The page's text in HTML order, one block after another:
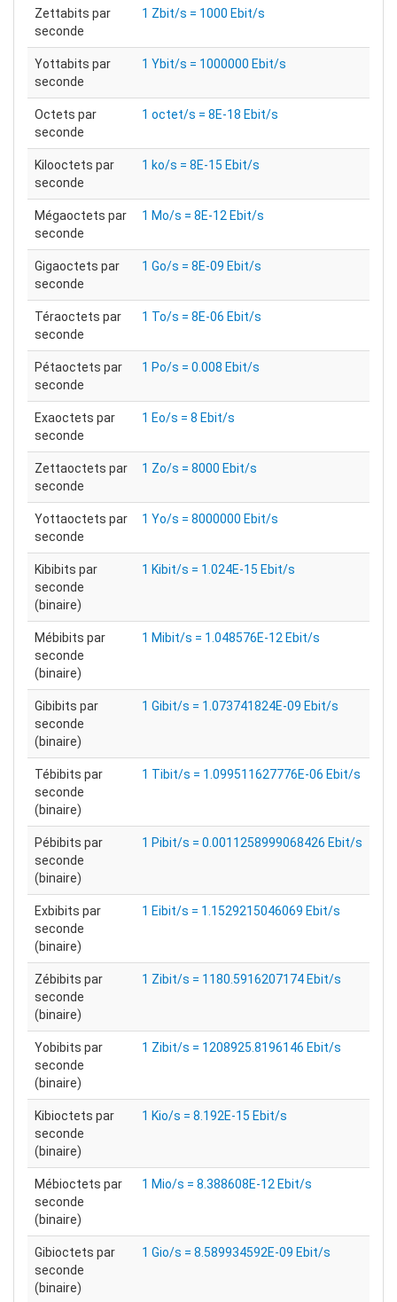
Zettabits par
seconde
1 Zbit/s = 1000 Ebit/s
Yottabits par
seconde
1 Ybit/s = 1000000 Ebit/s
Octets par
seconde
1 octet/s = 8E-18 Ebit/s
Kilooctets par
seconde
1 ko/s = 8E-15 Ebit/s
Mégaoctets par
seconde
1 Mo/s = 8E-12 Ebit/s
Gigaoctets par
seconde
1 Go/s = 8E-09 Ebit/s
Téraoctets par
seconde
1 To/s = 8E-06 Ebit/s
Pétaoctets par
seconde
1 Po/s = 0.008 Ebit/s
Exaoctets par
seconde
1 Eo/s = 8 Ebit/s
Zettaoctets par
seconde
1 Zo/s = 8000 Ebit/s
Yottaoctets par
seconde
1 Yo/s = 8000000 Ebit/s
Kibibits par
seconde
(binaire)
1 Kibit/s = 1.024E-15 Ebit/s
Mébibits par
seconde
(binaire)
1 Mibit/s = 1.048576E-12 Ebit/s
Gibibits par
seconde
(binaire)
1 Gibit/s = 1.073741824E-09 Ebit/s
Tébibits par
seconde
(binaire)
1 Tibit/s = 1.099511627776E-06 Ebit/s
Pébibits par
seconde
(binaire)
1 Pibit/s = 0.0011258999068426 Ebit/s
Exbibits par
seconde
(binaire)
1 Eibit/s = 1.1529215046069 Ebit/s
Zébibits par
seconde
(binaire)
1 Zibit/s = 1180.5916207174 Ebit/s
Yobibits par
seconde
(binaire)
1 Zibit/s = 1208925.8196146 Ebit/s
Kibioctets par
seconde
(binaire)
1 Kio/s = 8.192E-15 Ebit/s
Mébioctets par
seconde
(binaire)
1 Mio/s = 8.388608E-12 Ebit/s
Gibioctets par
seconde
(binaire)
1 Gio/s = 8.589934592E-09 Ebit/s